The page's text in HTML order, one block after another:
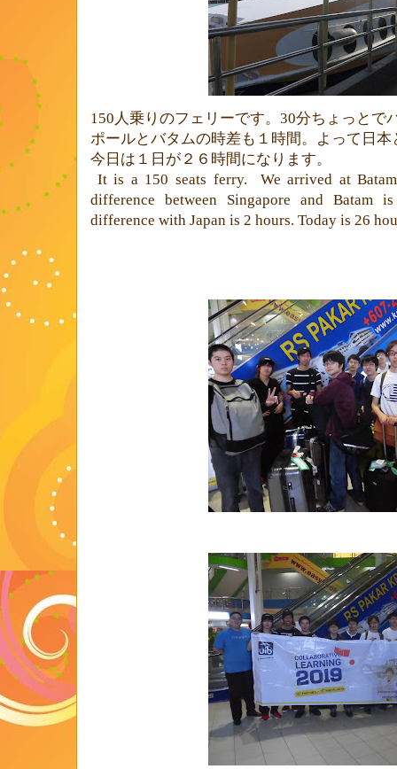
150 人乗りのフェリーです。 30分ちょっとで
ポールとバタムの時差も１時間。よって日
今日は１日が２６時間になります。
It is a 150 seats ferry.
We arrived at
difference between Singapore and Batam
difference with Japan is 2 hours. Today is 26